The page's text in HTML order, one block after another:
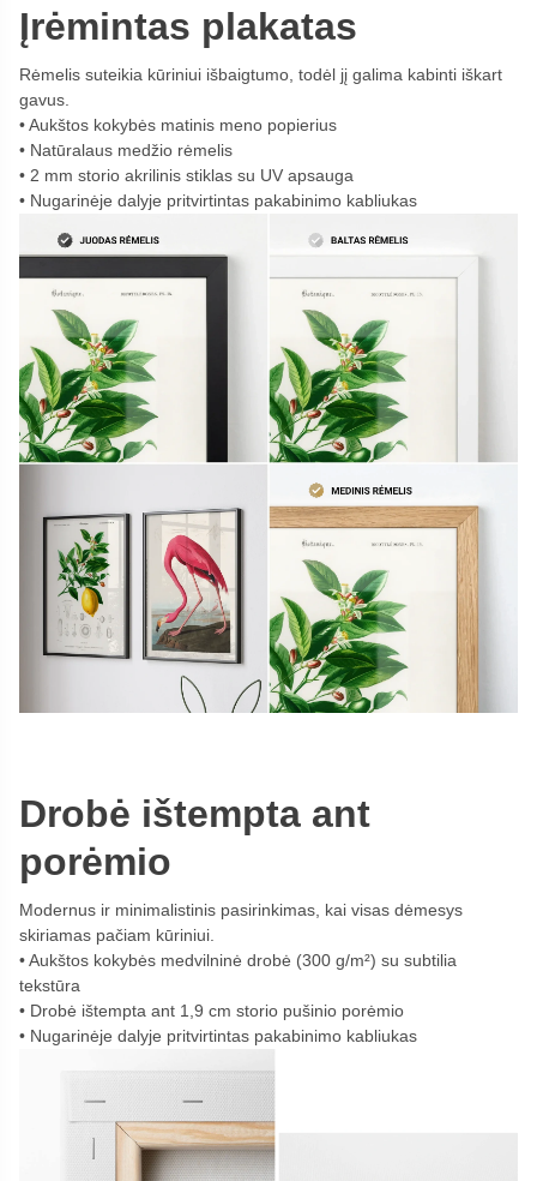
Įrėmintas plakatas
Rėmelis suteikia kūriniui išbaigtumo, todėl jį galima kabinti iškart
gavus.
Aukštos kokybės matinis meno popierius
Natūralaus medžio rėmelis
2 mm storio akrilinis stiklas su UV apsauga
Nugarinėje dalyje pritvirtintas pakabinimo kabliukas
Drobė ištempta ant
porėmio
Modernus ir minimalistinis pasirinkimas, kai visas dėmesys
skiriamas pačiam kūriniui.
Aukštos kokybės medvilninė drobė (300 g/m²) su subtilia
tekstūra
Drobė ištempta ant 1,9 cm storio pušinio porėmio
Nugarinėje dalyje pritvirtintas pakabinimo kabliukas